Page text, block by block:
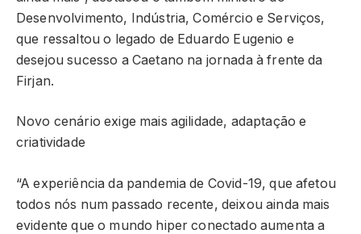
Desenvolvimento, Indústria, Comércio e Serviços,
que ressaltou o legado de Eduardo Eugenio e
desejou sucesso a Caetano na jornada à frente da
Firjan.
Novo cenário exige mais agilidade, adaptação e
criatividade
“A experiência da pandemia de Covid-19, que afetou
todos nós num passado recente, deixou ainda mais
evidente que o mundo hiper conectado aumenta a